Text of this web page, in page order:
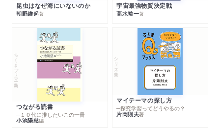
昆虫はなぜ海にいないのか
朝野維起著
宇宙最強物質決定戦
高水裕一著
ちくまプリマー新書
つながる読書
─１０代に推したいこの一冊
小池陽慈編
シリーズ・全集
マイテーマの探し方
─探究学習ってどうやるの？
片岡則夫著